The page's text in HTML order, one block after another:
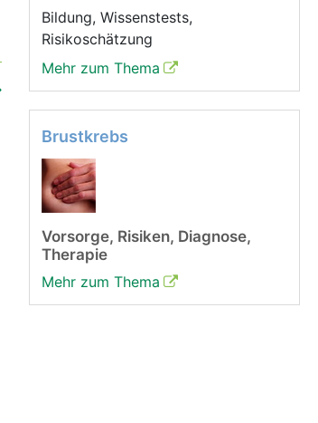
Bildung, Wissenstests,
Risikoschätzung
Mehr zum Thema
Brustkrebs
Vorsorge, Risiken, Diagnose,
Therapie
Mehr zum Thema